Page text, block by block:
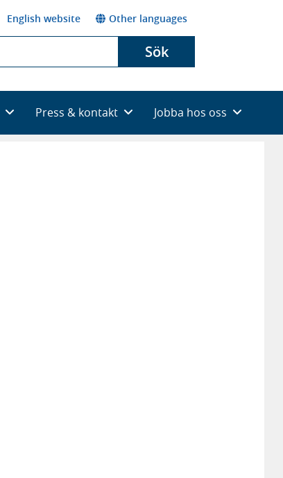
English website Other languages
Sök
Press & kontakt Jobba hos oss